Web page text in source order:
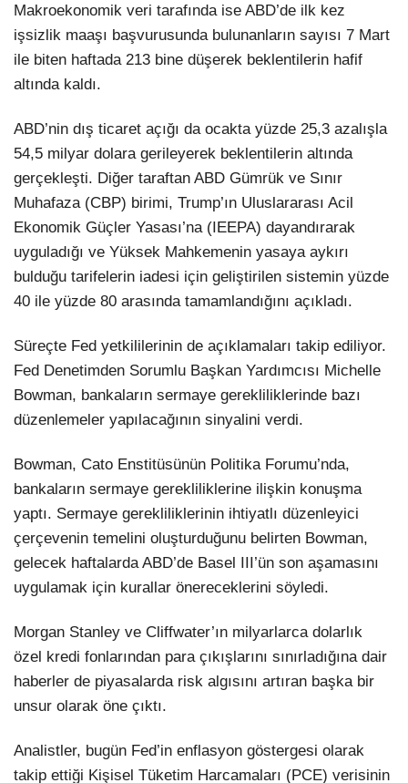
Makroekonomik veri tarafında ise ABD’de ilk kez
işsizlik maaşı başvurusunda bulunanların sayısı 7 Mart
ile biten haftada 213 bine düşerek beklentilerin hafif
altında kaldı.
ABD’nin dış ticaret açığı da ocakta yüzde 25,3 azalışla
54,5 milyar dolara gerileyerek beklentilerin altında
gerçekleşti. Diğer taraftan ABD Gümrük ve Sınır
Muhafaza (CBP) birimi, Trump’ın Uluslararası Acil
Ekonomik Güçler Yasası’na (IEEPA) dayandırarak
uyguladığı ve Yüksek Mahkemenin yasaya aykırı
bulduğu tarifelerin iadesi için geliştirilen sistemin yüzde
40 ile yüzde 80 arasında tamamlandığını açıkladı.
Süreçte Fed yetkililerinin de açıklamaları takip ediliyor.
Fed Denetimden Sorumlu Başkan Yardımcısı Michelle
Bowman, bankaların sermaye gerekliliklerinde bazı
düzenlemeler yapılacağının sinyalini verdi.
Bowman, Cato Enstitüsünün Politika Forumu’nda,
bankaların sermaye gerekliliklerine ilişkin konuşma
yaptı. Sermaye gerekliliklerinin ihtiyatlı düzenleyici
çerçevenin temelini oluşturduğunu belirten Bowman,
gelecek haftalarda ABD’de Basel III’ün son aşamasını
uygulamak için kurallar önereceklerini söyledi.
Morgan Stanley ve Cliffwater’ın milyarlarca dolarlık
özel kredi fonlarından para çıkışlarını sınırladığına dair
haberler de piyasalarda risk algısını artıran başka bir
unsur olarak öne çıktı.
Analistler, bugün Fed’in enflasyon göstergesi olarak
takip ettiği Kişisel Tüketim Harcamaları (PCE) verisinin